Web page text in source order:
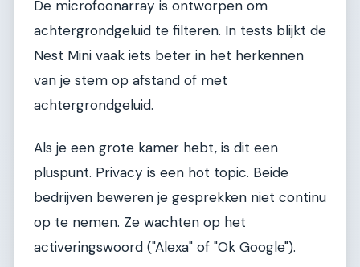
De microfoonarray is ontworpen om
achtergrondgeluid te filteren. In tests blijkt de
Nest Mini vaak iets beter in het herkennen
van je stem op afstand of met
achtergrondgeluid.
Als je een grote kamer hebt, is dit een
pluspunt. Privacy is een hot topic. Beide
bedrijven beweren je gesprekken niet continu
op te nemen. Ze wachten op het
activeringswoord ("Alexa" of "Ok Google").